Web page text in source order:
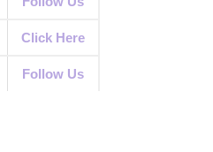
Click Here
Follow Us